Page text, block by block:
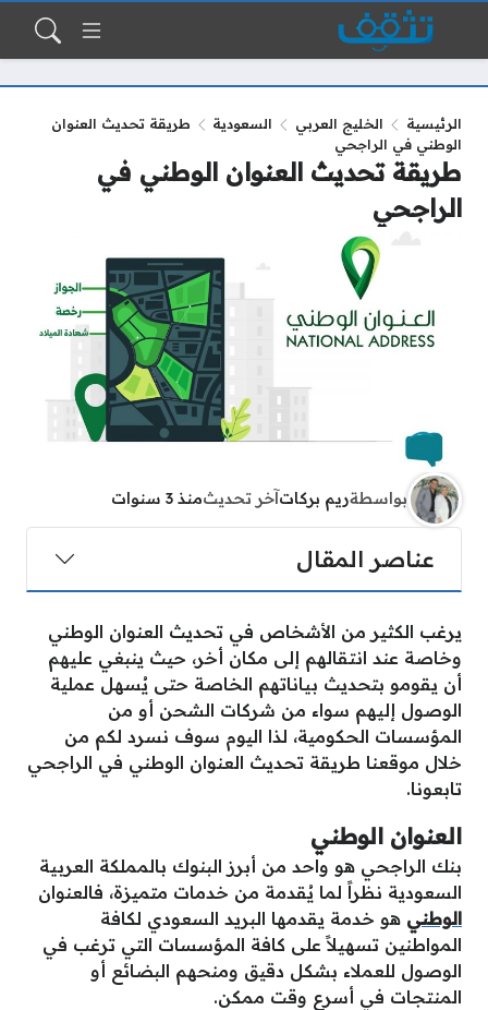
الرئيسية الخليج العربي السعودية
طريقة تحديث العنوان
الوطني في الراجحي
طريقة تحديث العنوان الوطني في
الراجحي
بواسطةريم بركات آخر تحديثمنذ 3 سنوات
عناصر المقال
يرغب الكثير من الأشخاص في تحديث العنوان الوطني
وخاصة عند انتقالهم إلى مكان أخر، حيث ينبغي عليهم
أن يقومو بتحديث بياناتهم الخاصة حتى يُسهل عملية
الوصول إليهم سواء من شركات الشحن أو من
المؤسسات الحكومية، لذا اليوم سوف نسرد لكم من
خلال موقعنا طريقة تحديث العنوان الوطني في الراجحي
تابعونا.
العنوان الوطني
بنك الراجحي هو واحد من أبرز البنوك بالمملكة العربية
السعودية نظراً لما يُقدمة من خدمات متميزة، فالعنوان
الوطني هو خدمة يقدمها البريد السعودي لكافة
المواطنين تسهيلاً على كافة المؤسسات التي ترغب في
الوصول للعملاء بشكل دقيق ومنحهم البضائع أو
المنتجات في أسرع وقت ممكن.